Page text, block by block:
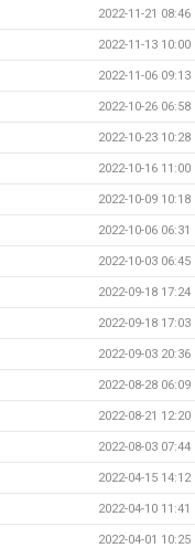
2022-11-21 08:46
2022-11-13 10:00
2022-11-06 09:13
2022-10-26 06:58
2022-10-23 10:28
2022-10-16 11:00
2022-10-09 10:18
2022-10-06 06:31
2022-10-03 06:45
2022-09-18 17:24
2022-09-18 17:03
2022-09-03 20:36
2022-08-28 06:09
2022-08-21 12:20
2022-08-03 07:44
2022-04-15 14:12
2022-04-10 11:41
2022-04-01 10:25